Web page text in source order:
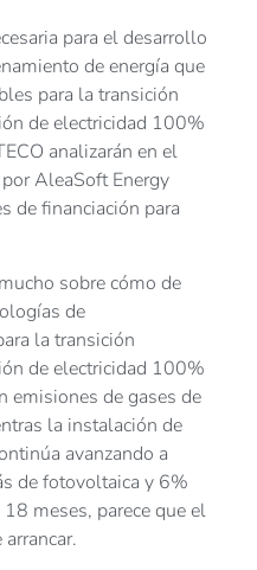
para el desarrollo
de energía que
para la transición
de electricidad 100%
analizarán en el
AleaSoft Energy
de financiación para
sobre cómo de
de
la transición
de electricidad 100%
emisiones de gases de
la instalación de
avanzando a
de fotovoltaica y 6%
meses, parece que el